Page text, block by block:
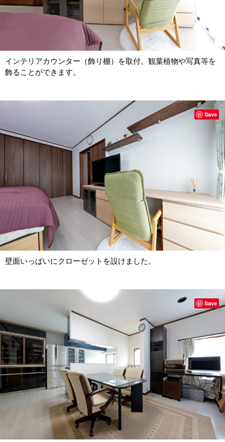
インテリアカウンター（飾り棚）を取付。観葉植物や写真等を
飾ることができます。
壁面いっぱいにクローゼットを設けました。
Save
Save